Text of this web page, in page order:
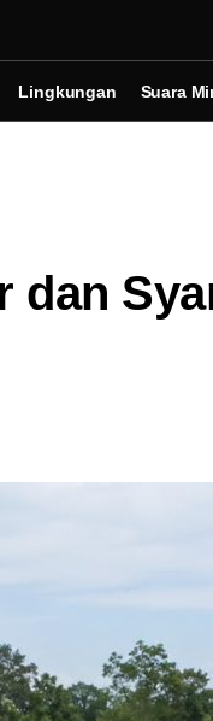
Lingkungan Suara
dan